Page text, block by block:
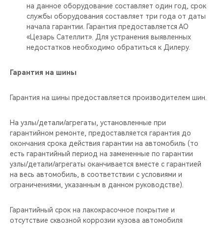
на данное оборудование составляет один год, срок
службы оборудования составляет три года от даты
начала гарантии. Гарантия предоставляется АО
«Цезарь Сателлит». Для устранения выявленных
недостатков необходимо обратиться к Дилеру.
Гарантия на шины
Гарантия на шины предоставляется производителем шин.
На узлы/детали/агрегаты, установленные при
гарантийном ремонте, предоставляется гарантия до
окончания срока действия гарантии на автомобиль (то
есть гарантийный период на замененные по гарантии
узлы/детали/агрегаты оканчивается вместе с гарантией
на весь автомобиль, в соответствии с условиями и
ограничениями, указанным в данном руководстве).
Гарантийный срок на лакокрасочное покрытие и
отсутствие сквозной коррозии кузова автомобиля